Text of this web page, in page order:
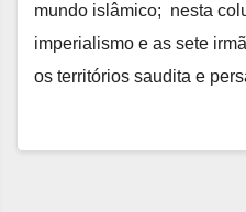
mundo islâmico; nesta
imperialismo e as sete
os territórios saudita e